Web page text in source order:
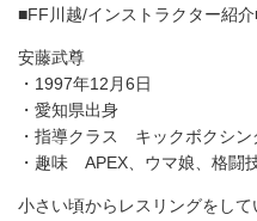
■FF川越/インストラクター紹
安藤武尊
・1997年12月6日
・愛知県出身
・指導クラス キックボクシ
・趣味 APEX、ウマ娘、格闘
小さい頃からレスリングをして